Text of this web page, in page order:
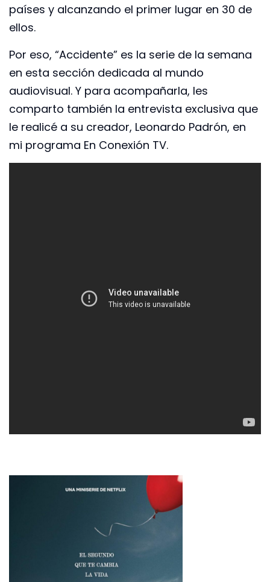
países y alcanzando el primer lugar en 30 de
ellos.
Por eso, “Accidente” es la serie de la semana
en esta sección dedicada al mundo
audiovisual. Y para acompañarla, les
comparto también la entrevista exclusiva que
le realicé a su creador, Leonardo Padrón, en
mi programa En Conexión TV.